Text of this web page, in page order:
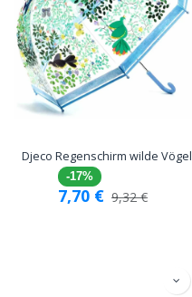
Djeco Regenschirm wilde Vögel
-17%
7,70 € 9,32€